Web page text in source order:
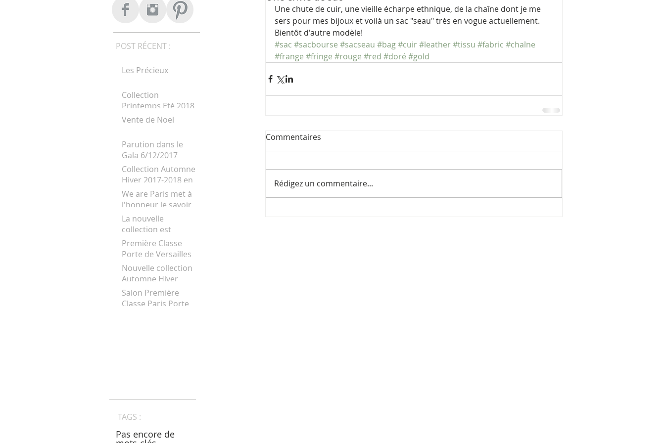
POST RÉCENT :
Les Précieux
Collection
Printemps Eté 2018
Vente de Noel
Parution dans le
Gala 6/12/2017
Collection Automne
Hiver 2017-2018 en
ligne
We are Paris met à
l'honneur le savoir
faire artisanal
"made in France"
La nouvelle
collection est
arrivée!
Première Classe
Porte de Versailles
Nouvelle collection
Automne Hiver
2016-2017 sur
l'eshop
Salon Première
Classe Paris Porte
TAGS :
Pas encore de
Une chute de cuir, une vieille écharpe ethnique, de la chaîne dont je me
sers pour mes bijoux et voilà un sac "seau" très en vogue actuellement.
Bientôt d'autre modèle!
#sac #sacbourse #sacseau #bag#cuir#leather#tissu #fabric #chaîne
#frange #fringe #rouge #red #doré #gold
Commentaires
Rédigez un commentaire...